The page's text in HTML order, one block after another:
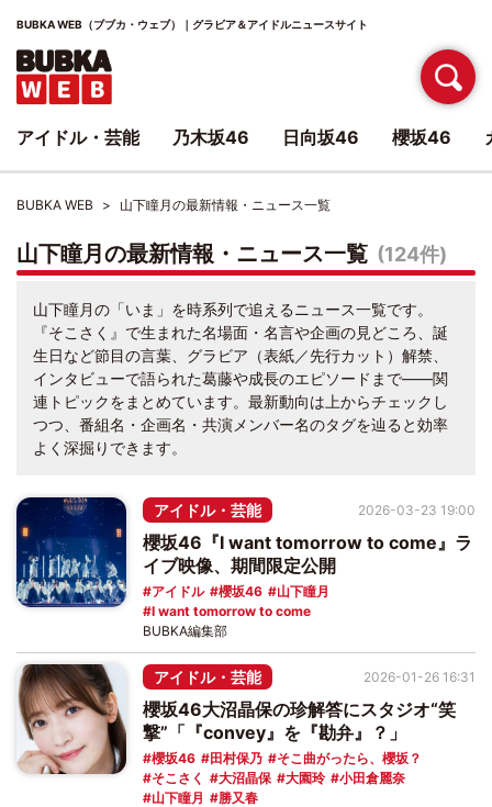
BUBKA WEB（ブブカ・ウェブ）｜グラビア＆アイドルニュースサイト
BUBKA WEB 山下瞳月の最新情報・ニュース一覧
山下瞳月の最新情報・ニュース一覧 (124件)
山下瞳月の「いま」を時系列で追えるニュース一覧です。
『そこさく』で生まれた名場面・名言や企画の見どころ、誕
生日など節目の言葉、グラビア（表紙／先行カット）解禁、
インタビューで語られた葛藤や成長のエピソードまで――関
連トピックをまとめています。最新動向は上からチェックし
つつ、番組名・企画名・共演メンバー名のタグを辿ると効率
よく深掘りできます。
アイドル・芸能
櫻坂46『I want tomorrow to come』ラ
イブ映像、期間限定公開
アイドル 櫻坂46
山下瞳月
I want tomorrow to come
2026-03-23 19:00
BUBKA編集部
アイドル・芸能
櫻坂46大沼晶保の珍解答にスタジオ“笑
撃”「『convey』を『勘弁』？」
櫻坂46 田村保乃
そこ曲がったら、櫻坂？
そこさく
大沼晶保 大園玲
小田倉麗奈
山下瞳月
勝又春
2026-01-26 16:31
アイドル・芸能 乃木坂46 日向坂46 櫻坂46